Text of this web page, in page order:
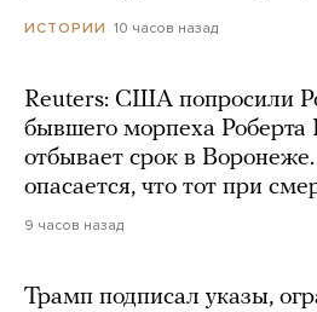
ИСТОРИИ 10 часов назад
Reuters: США попросили
бывшего морпеха Роберта
отбывает срок в
опасается, что тот при
9 часов назад
Трамп подписал указы,